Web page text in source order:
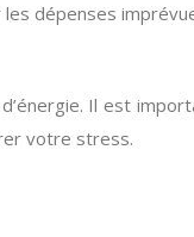
dépenses
Il est
votre stress.